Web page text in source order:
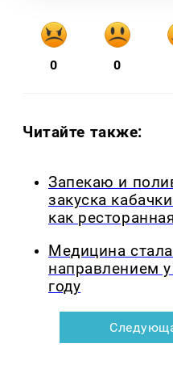
0 0
Читайте также:
Запекаю и
закуска
как ресторанная
Медицина
направлением
году